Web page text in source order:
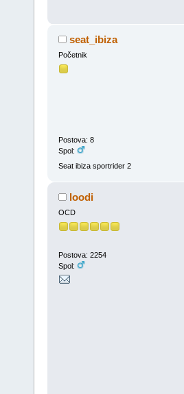
seat_ibiza
Početnik
Postova: 8
Spol:
Seat ibiza sportrider 2
loodi
OCD
Postova: 2254
Spol: